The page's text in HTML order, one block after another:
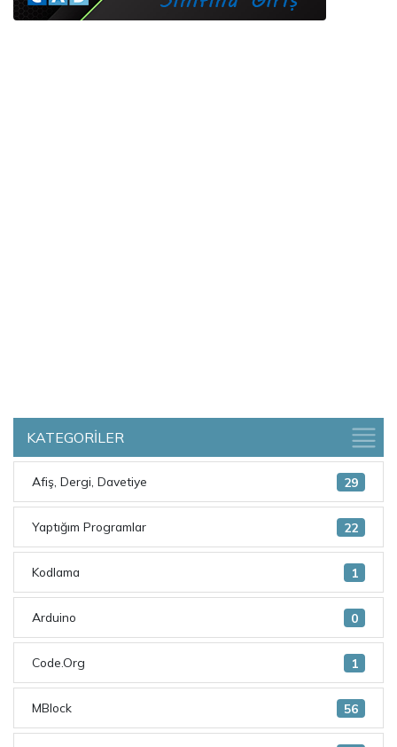
KATEGORİLER
29
Afiş, Dergi, Davetiye
22
Yaptığım Programlar
1
Kodlama
0
Arduino
1
Code.Org
56
MBlock